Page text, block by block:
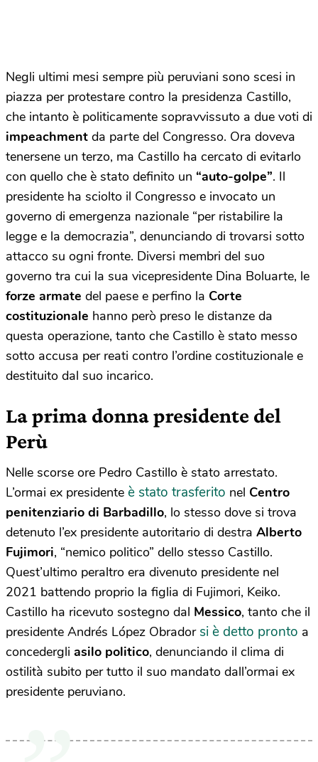
Negli ultimi mesi sempre più peruviani sono scesi in
piazza per protestare contro la presidenza Castillo,
che intanto è politicamente sopravvissuto a due voti di
impeachment da parte del Congresso. Ora doveva
tenersene un terzo, ma Castillo ha cercato di evitarlo
con quello che è stato definito un “auto-golpe”. Il
presidente ha sciolto il Congresso e invocato un
governo di emergenza nazionale “per ristabilire la
legge e la democrazia”, denunciando di trovarsi sotto
attacco su ogni fronte. Diversi membri del suo
governo tra cui la sua vicepresidente Dina Boluarte, le
forze armate del paese e perfino la Corte
costituzionale hanno però preso le distanze da
questa operazione, tanto che Castillo è stato messo
sotto accusa per reati contro l’ordine costituzionale e
destituito dal suo incarico.
La prima donna presidente del
Perù
Nelle scorse ore Pedro Castillo è stato arrestato.
L’ormai ex presidente è stato trasferito nel Centro
penitenziario di Barbadillo, lo stesso dove si trova
detenuto l’ex presidente autoritario di destra Alberto
Fujimori, “nemico politico” dello stesso Castillo.
Quest’ultimo peraltro era divenuto presidente nel
2021 battendo proprio la figlia di Fujimori, Keiko.
Castillo ha ricevuto sostegno dal Messico, tanto che il
presidente Andrés López Obrador si è detto pronto a
concedergli asilo politico, denunciando il clima di
ostilità subito per tutto il suo mandato dall’ormai ex
presidente peruviano.